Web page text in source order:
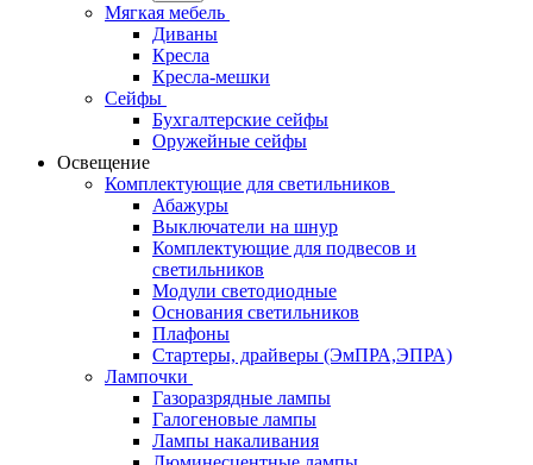
Мягкая мебель
Диваны
Кресла
Кресла-мешки
Сейфы
Бухгалтерские сейфы
Оружейные сейфы
Освещение
Комплектующие для светильников
Абажуры
Выключатели на шнур
Комплектующие для подвесов и
светильников
Модули светодиодные
Основания светильников
Плафоны
Стартеры, драйверы (ЭмПРА,ЭПРА)
Лампочки
Газоразрядные лампы
Галогеновые лампы
Лампы накаливания